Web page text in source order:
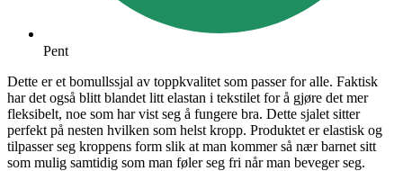
Pent
Dette er et bomullssjal av toppkvalitet som passer for alle. Faktisk
har det også blitt blandet litt elastan i tekstilet for å gjøre det mer
fleksibelt, noe som har vist seg å fungere bra. Dette sjalet sitter
perfekt på nesten hvilken som helst kropp. Produktet er elastisk og
tilpasser seg kroppens form slik at man kommer så nær barnet sitt
som mulig samtidig som man føler seg fri når man beveger seg.